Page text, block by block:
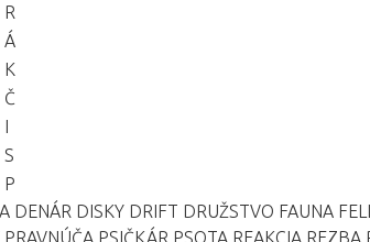
R
Á
K
Č
I
S
P
DENÁR DISKY DRIFT DRUŽSTVO FAUNA
PRAVNÚČA PSIČKÁR PSOTA REAKCIA REZBA